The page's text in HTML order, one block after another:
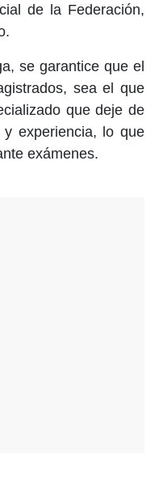
de la Federación,
se garantice que el
sea el que
que deje de
experiencia, lo que
exámenes.